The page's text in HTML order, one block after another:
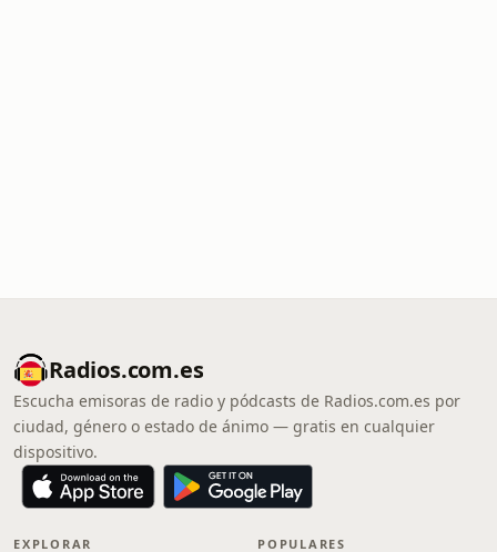
Radios.com.es
Escucha emisoras de radio y pódcasts de Radios.com.es por
ciudad, género o estado de ánimo — gratis en cualquier
dispositivo.
EXPLORAR POPULARES